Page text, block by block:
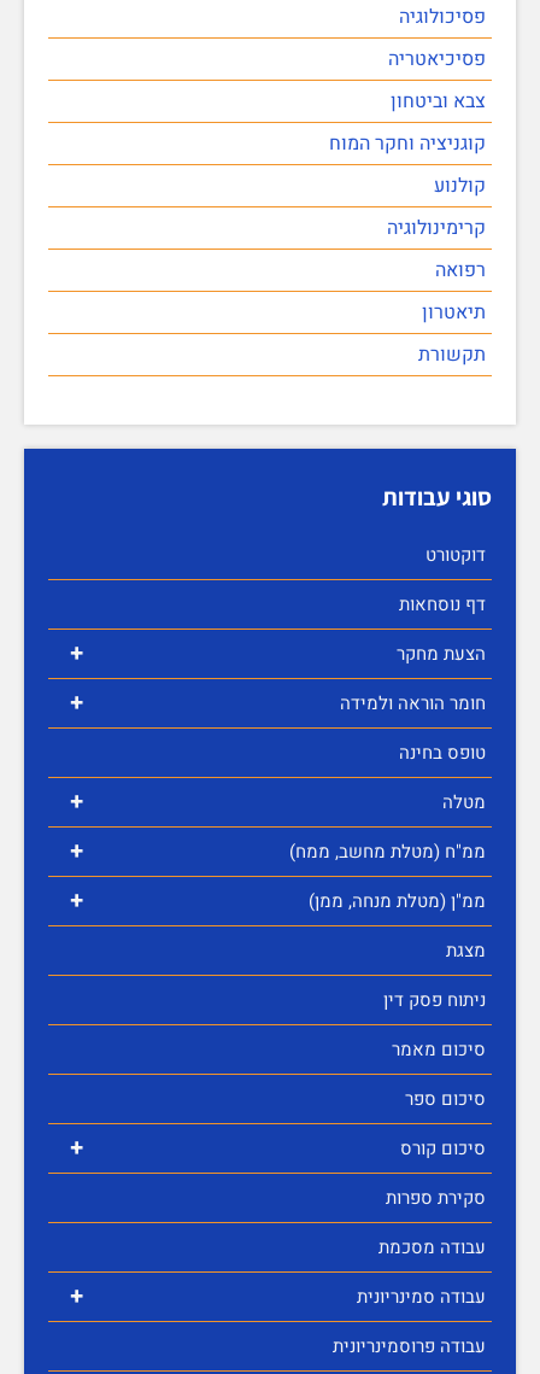
פסיכולוגיה
פסיכיאטריה
צבא וביטחון
קוגניציה וחקר המוח
קולנוע
קרימינולוגיה
רפואה
תיאטרון
תקשורת
סוגי עבודות
דוקטורט
דף נוסחאות
+ הצעת מחקר
+
חומר הוראה ולמידה
טופס בחינה
+ מטלה
+ ממ"ח (מטלת מחשב, ממח)
+
ממ"ן (מטלת מנחה, ממן)
מצגת
ניתוח פסק דין
סיכום מאמר
סיכום ספר
+
סיכום קורס
סקירת ספרות
עבודה מסכמת
+
עבודה סמינריונית
עבודה פרוסמינריונית